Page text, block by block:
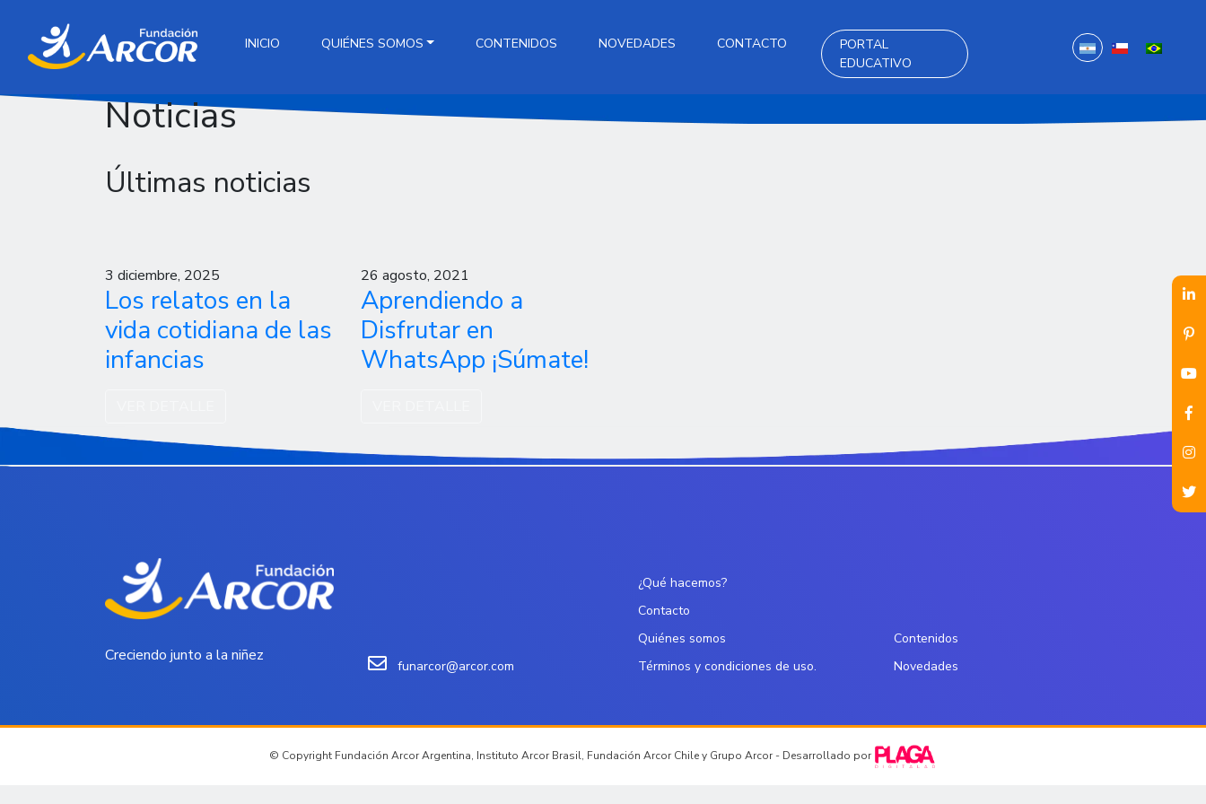
INICIO QUIÉNES SOMOS CONTENIDOS NOVEDADES CONTACTO
PORTAL
EDUCATIVO
Noticias
Últimas noticias
3 diciembre, 2025
Los relatos en la
vida cotidiana de las
infancias
26 agosto, 2021
Aprendiendo a
Disfrutar en
WhatsApp ¡Súmate!
Creciendo junto a la niñez
funarcor@arcor.com
¿Qué hacemos?
Contacto
Quiénes somos
Términos y condiciones de uso.
Contenidos
Novedades
© Copyright Fundación Arcor Argentina, Instituto Arcor Brasil, Fundación Arcor Chile y Grupo Arcor - Desarrollado por